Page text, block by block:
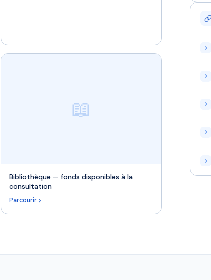
📖
Bibliothèque — fonds disponibles à la
consultation
Parcourir